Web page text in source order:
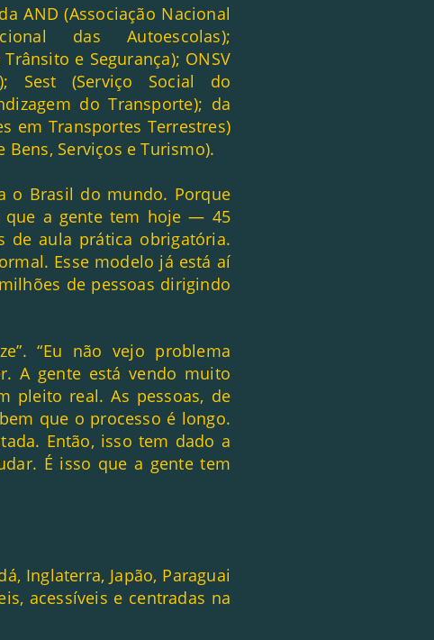
AND (Associação Nacional
das Autoescolas);
e Segurança); ONSV
Sest (Serviço Social do
do Transporte); da
em Transportes Terrestres)
Bens, Serviços e Turismo).
o Brasil do mundo. Porque
que a gente tem hoje — 45
de aula prática obrigatória.
Esse modelo já está aí
de pessoas dirigindo
“Eu não vejo problema
A gente está vendo muito
pleito real. As pessoas, de
que o processo é longo.
Então, isso tem dado a
É isso que a gente tem
Inglaterra, Japão, Paraguai
acessíveis e centradas na